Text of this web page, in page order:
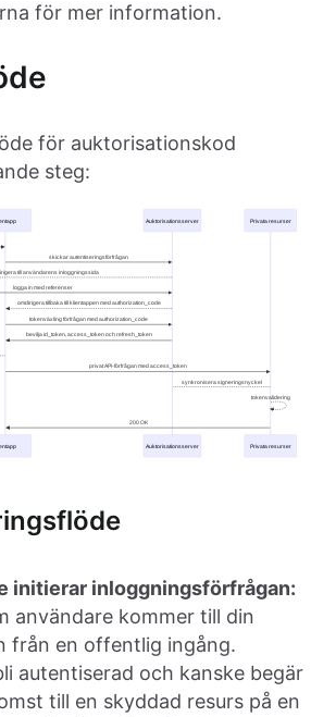
för mer information.
för auktorisationskod
steg:
initierar inloggningsförfrågan:
användare kommer till din
från en offentlig ingång.
autentiserad och kanske begär
till en skyddad resurs på en